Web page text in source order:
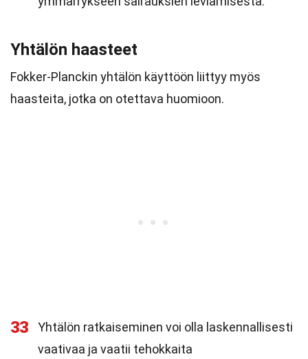
Yhtälön haasteet
Fokker-Planckin yhtälön käyttöön liittyy myös
haasteita, jotka on otettava huomioon.
33
Yhtälön ratkaiseminen voi olla laskennallisesti
vaativaa ja vaatii tehokkaita